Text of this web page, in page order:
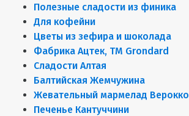
Полезные сладости из финика
Для кофейни
Цветы из зефира и шоколада
Фабрика Ацтек, ТМ Grondard
Сладости Алтая
Балтийская Жемчужина
Жевательный мармелад Верокко
Печенье Кантуччини